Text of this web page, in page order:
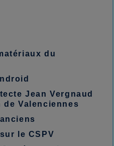
du
Jean Vergnaud
Valenciennes
le CSPV